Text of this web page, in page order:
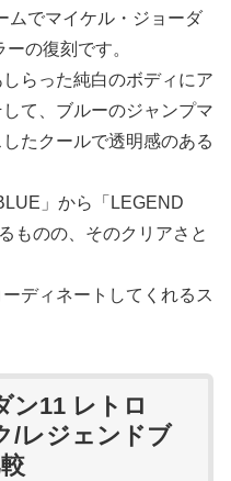
ムでマイケル・ジョーダ
の復刻です。
らった純白のボディにア
て、ブルーのジャンプマ
たクールで透明感のある
」から「LEGEND
ものの、そのクリアさと
ディネートしてくれるス
ン11 レトロ
/レジェンドブ